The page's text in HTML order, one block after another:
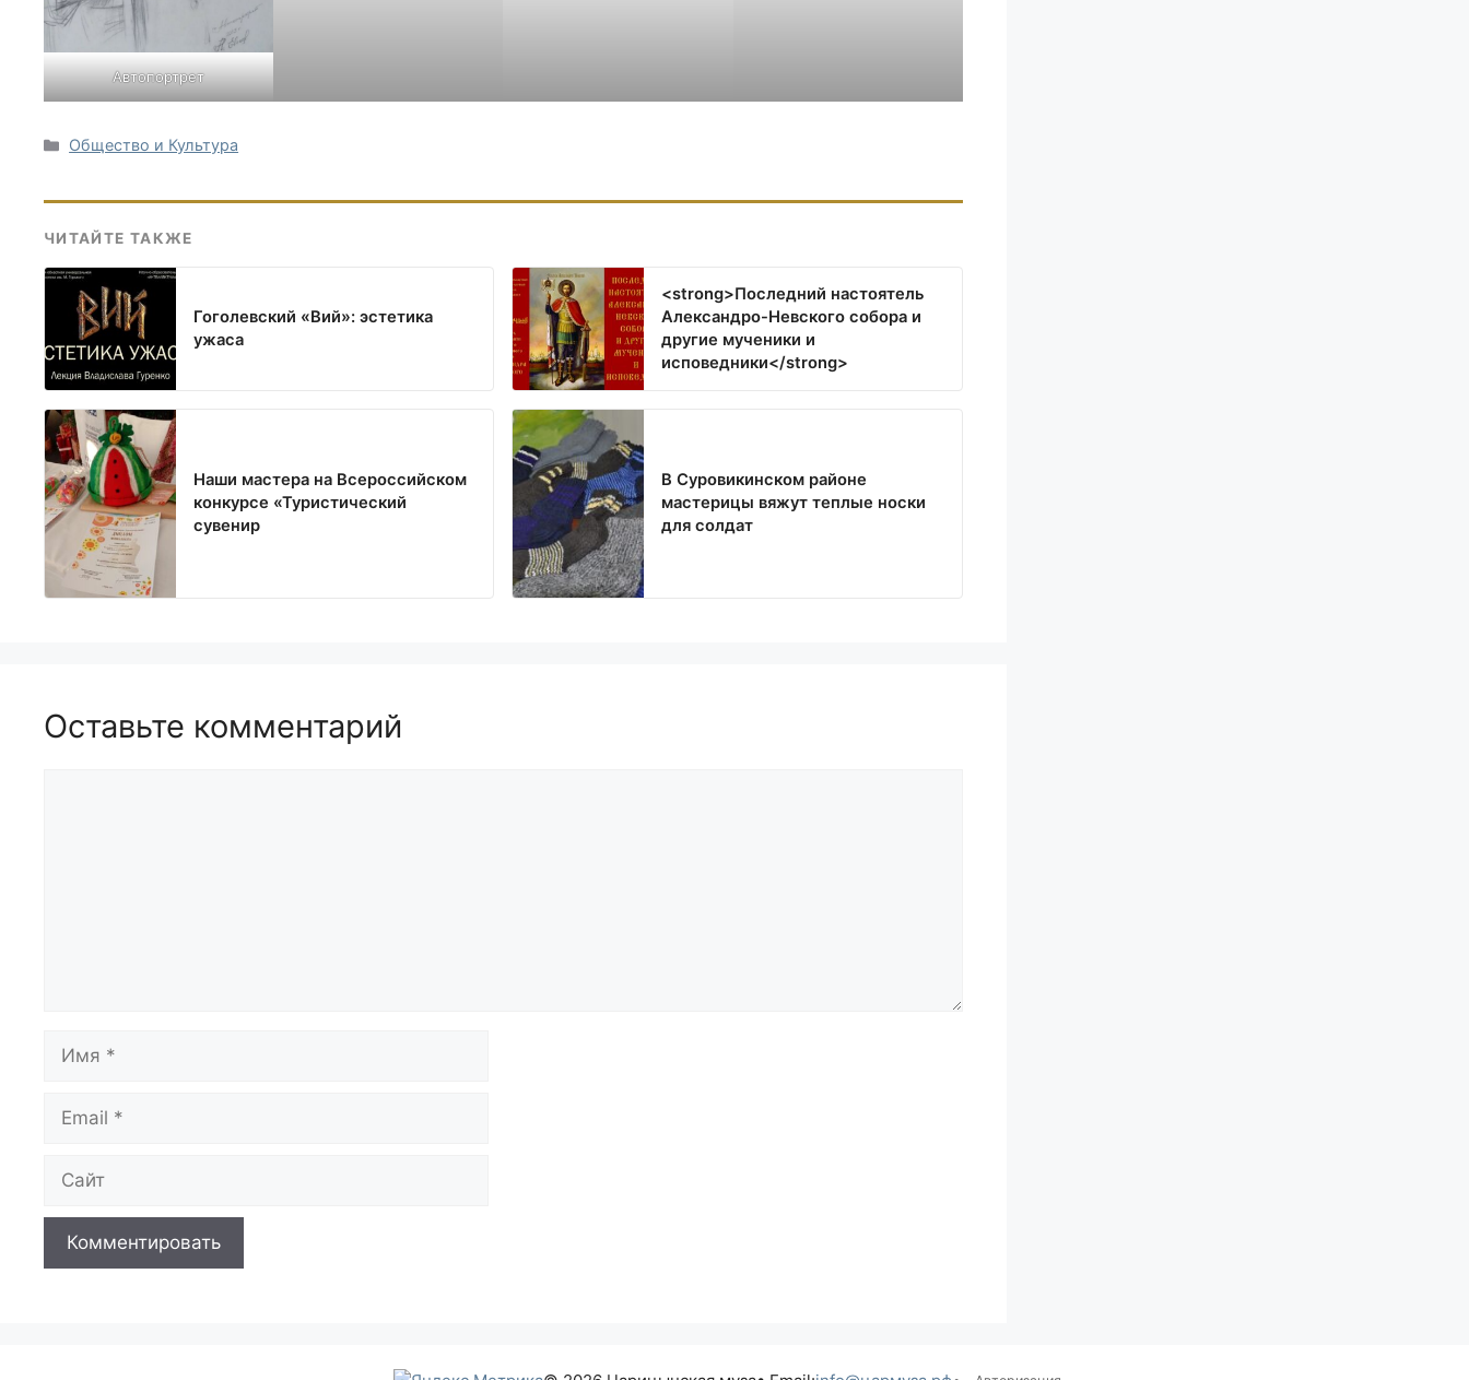
Автопортрет
Рубрики
Общество и Культура
ЧИТАЙТЕ ТАКЖЕ
Гоголевский «Вий»: эстетика
ужаса
<strong>Последний настоятель
Александро-Невского собора и
другие мученики и
исповедники</strong>
Наши мастера на Всероссийском
конкурсе «Туристический
сувенир
В Суровикинском районе
мастерицы вяжут теплые носки
для солдат
Оставьте комментарий